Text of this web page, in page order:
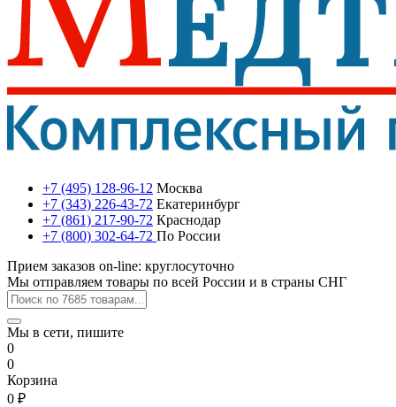
+7 (495) 128-96-12 Москва
+7 (343) 226-43-72 Екатеринбург
+7 (861) 217-90-72 Краснодар
+7 (800) 302-64-72 По России
Прием заказов on-line: круглосуточно
Мы отправляем товары по всей России и в страны СНГ
Мы в сети, пишите
0
0
Корзина
0 ₽